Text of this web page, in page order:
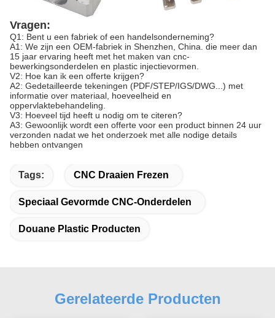
Vragen:
Q1: Bent u een fabriek of een handelsonderneming?
A1: We zijn een OEM-fabriek in Shenzhen, China. die meer dan
15 jaar ervaring heeft met het maken van cnc-
bewerkingsonderdelen en plastic injectievormen.
V2: Hoe kan ik een offerte krijgen?
A2: Gedetailleerde tekeningen (PDF/STEP/IGS/DWG...) met
informatie over materiaal, hoeveelheid en
oppervlaktebehandeling.
V3: Hoeveel tijd heeft u nodig om te citeren?
A3: Gewoonlijk wordt een offerte voor een product binnen 24 uur
verzonden nadat we het onderzoek met alle nodige details
hebben ontvangen
Tags: CNC Draaien Frezen
Speciaal Gevormde CNC-Onderdelen
Douane Plastic Producten
Gerelateerde Producten